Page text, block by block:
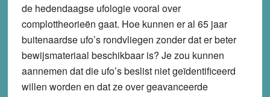
de hedendaagse ufologie vooral over
complottheorieën gaat. Hoe kunnen er al 65 jaar
buitenaardse ufo’s rondvliegen zonder dat er beter
bewijsmateriaal beschikbaar is? Je zou kunnen
aannemen dat die ufo’s beslist niet geïdentificeerd
willen worden en dat ze over geavanceerde